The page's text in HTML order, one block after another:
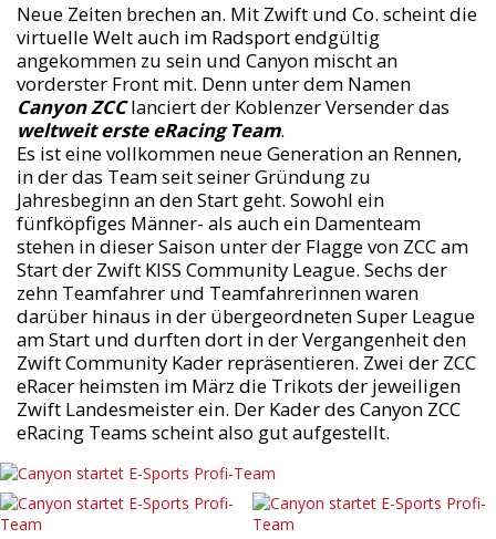
Neue Zeiten brechen an. Mit Zwift und Co. scheint die
virtuelle Welt auch im Radsport endgültig
angekommen zu sein und Canyon mischt an
vorderster Front mit. Denn unter dem Namen
Canyon ZCClanciert der Koblenzer Versender das
weltweit erste eRacing Team.
Es ist eine vollkommen neue Generation an Rennen,
in der das Team seit seiner Gründung zu
Jahresbeginn an den Start geht. Sowohl ein
fünfköpfiges Männer- als auch ein Damenteam
stehen in dieser Saison unter der Flagge von ZCC am
Start der Zwift KISS Community League. Sechs der
zehn Teamfahrer und Teamfahrerinnen waren
darüber hinaus in der übergeordneten Super League
am Start und durften dort in der Vergangenheit den
Zwift Community Kader repräsentieren. Zwei der ZCC
eRacer heimsten im März die Trikots der jeweiligen
Zwift Landesmeister ein. Der Kader des Canyon ZCC
eRacing Teams scheint also gut aufgestellt.